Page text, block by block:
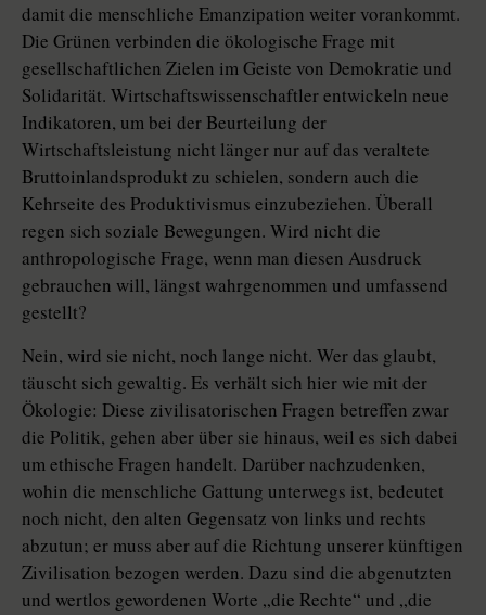
damit die menschliche Emanzipation weiter vorankommt.
Die Grünen verbinden die ökologische Frage mit
gesellschaftlichen Zielen im Geiste von Demokratie und
Solidarität. Wirtschaftswissenschaftler entwickeln neue
Indikatoren, um bei der Beurteilung der
Wirtschaftsleistung nicht länger nur auf das veraltete
Bruttoinlandsprodukt zu schielen, sondern auch die
Kehrseite des Produktivismus einzubeziehen. Überall
regen sich soziale Bewegungen. Wird nicht die
anthropologische Frage, wenn man diesen Ausdruck
gebrauchen will, längst wahrgenommen und umfassend
gestellt?
Nein, wird sie nicht, noch lange nicht. Wer das glaubt,
täuscht sich gewaltig. Es verhält sich hier wie mit der
Ökologie: Diese zivilisatorischen Fragen betreffen zwar
die Politik, gehen aber über sie hinaus, weil es sich dabei
um ethische Fragen handelt. Darüber nachzudenken,
wohin die menschliche Gattung unterwegs ist, bedeutet
noch nicht, den alten Gegensatz von links und rechts
abzutun; er muss aber auf die Richtung unserer künftigen
Zivilisation bezogen werden. Dazu sind die abgenutzten
und wertlos gewordenen Worte „die Rechte“ und „die